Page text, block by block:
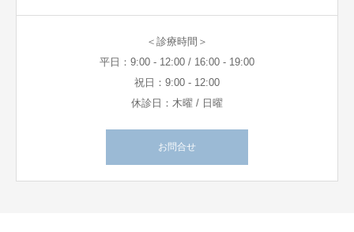
＜診療時間＞
平日：9:00 - 12:00 / 16:00 - 19:00
祝日：9:00 - 12:00
休診日：木曜 / 日曜
お問合せ